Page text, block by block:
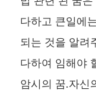
다하고 큰일에
되는 것을 알려
다하여 임해야
암시의 꿈.자신